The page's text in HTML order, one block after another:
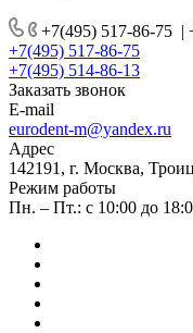
+7(495) 517-86-75 |
+7(495) 517-86-75
+7(495) 514-86-13
Заказать звонок
E-mail
eurodent-m@yandex.ru
Адрес
142191, г. Москва,
Режим работы
Пн. – Пт.: с 10:00 до